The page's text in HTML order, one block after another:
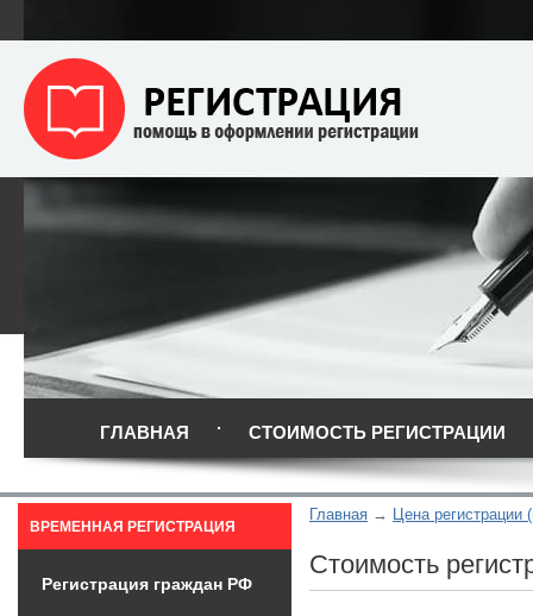
ГЛАВНАЯ СТОИМОСТЬ РЕГИСТРАЦИИ
Главная Цена регистрации
Стоимость
ВРЕМЕННАЯ РЕГИСТРАЦИЯ
Регистрация граждан РФ